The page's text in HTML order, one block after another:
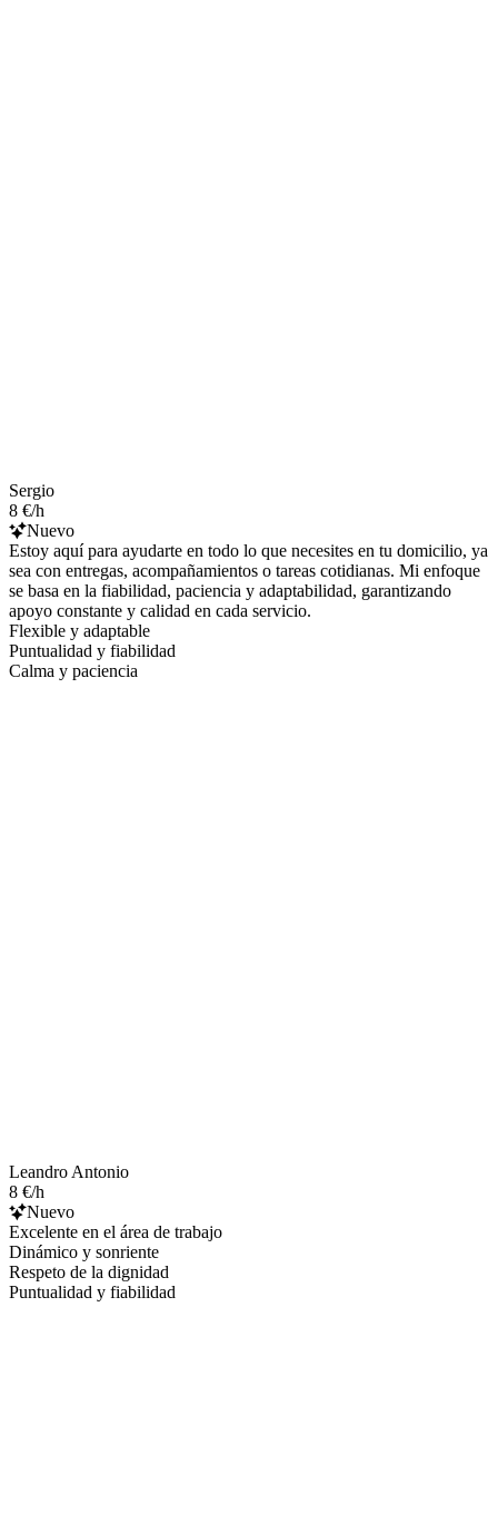
Sergio
8 €/h
Nuevo
Estoy aquí para ayudarte en todo lo que necesites en tu domicilio, ya
sea con entregas, acompañamientos o tareas cotidianas. Mi enfoque
se basa en la fiabilidad, paciencia y adaptabilidad, garantizando
apoyo constante y calidad en cada servicio.
Flexible y adaptable
Puntualidad y fiabilidad
Calma y paciencia
Leandro Antonio
8 €/h
Nuevo
Excelente en el área de trabajo
Dinámico y sonriente
Respeto de la dignidad
Puntualidad y fiabilidad